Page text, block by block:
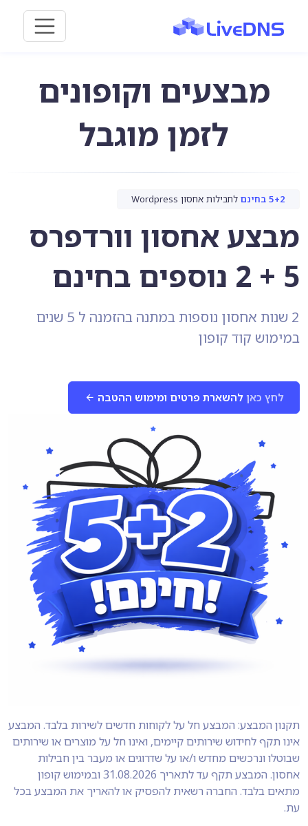
מבצעים וקופונים
לזמן מוגבל
5+2 בחינם לחבילות אחסון Wordpress
מבצע אחסון וורדפרס
5 + 2 נוספים בחינם
2 שנות אחסון נוספות במתנה בהזמנה ל 5 שנים
במימוש קוד קופון
לחץ כאןלהשארת פרטים ומימוש ההטבה
תקנון המבצע: המבצע חל על לקוחות חדשים לשירות בלבד. המבצע
אינו תקף לחידוש שירותים קיימים, ואינו חל על מוצרים או שירותים
שבוטלו ונרכשים מחדש ו/או על שדרוגים או מעבר בין חבילות
אחסון. המבצע תקף עד לתאריך 31.08.2026 ובמימוש קופון
מתאים בלבד. החברה רשאית להפסיק או להאריך את המבצע בכל
עת.